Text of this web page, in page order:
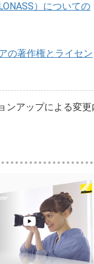
）についての
の著作権とライセン
ンアップによる変更